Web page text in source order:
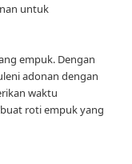
untuk
empuk. Dengan
adonan dengan
waktu
roti empuk yang